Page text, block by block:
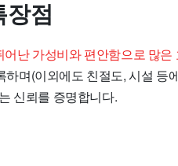
장점
난 가성비와 편안함으로 많은
하며(이외에도 친절도, 시설 등
신뢰를 증명합니다.